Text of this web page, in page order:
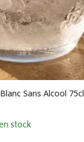
Sans Alcool 75cl
stock